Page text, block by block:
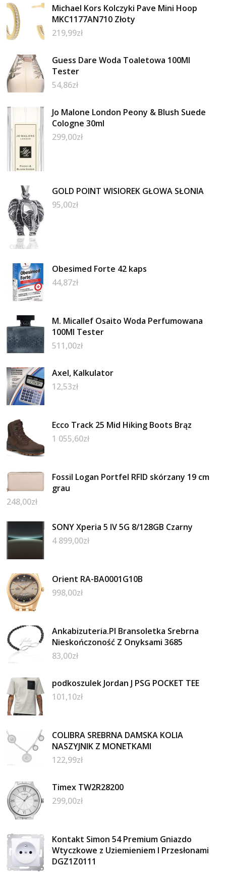
Michael Kors Kolczyki Pave Mini Hoop
MKC1177AN710 Złoty
219,99zł
Guess Dare Woda Toaletowa 100Ml
Tester
54,86zł
Jo Malone London Peony & Blush Suede
Cologne 30ml
299,00zł
GOLD POINT WISIOREK GŁOWA SŁONIA
95,00zł
Obesimed Forte 42 kaps
44,87zł
M. Micallef Osaito Woda Perfumowana
100Ml Tester
511,00zł
Axel, Kalkulator
12,53zł
Ecco Track 25 Mid Hiking Boots Brąz
1 055,60zł
Fossil Logan Portfel RFID skórzany 19 cm
grau
248,00zł
SONY Xperia 5 IV 5G 8/128GB Czarny
4 899,00zł
Orient RA-BA0001G10B
998,00zł
Ankabizuteria.Pl Bransoletka Srebrna
Nieskończoność Z Onyksami 3685
83,00zł
podkoszulek Jordan J PSG POCKET TEE
101,10zł
COLIBRA SREBRNA DAMSKA KOLIA
NASZYJNIK Z MONETKAMI
122,99zł
Timex TW2R28200
299,00zł
Kontakt Simon 54 Premium Gniazdo
Wtyczkowe z Uziemieniem I Przesłonami
DGZ1Z0111